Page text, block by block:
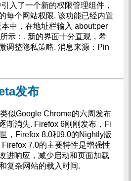
入了一个新的权限管理组件，
每个网站权限. 该功能已经内置
中，在地址栏输入 about:per
示：. 新的界面十分直观，希
调整隐私策略. 消息来源：Pin
发布
似Google Chrome的六周发布
渐消失. Firefox 6刚刚发布，Fi
，Firefox 8.0和9.0的Nightly版
7.0的主要特性是增强性
进响应，减少启动和页面加载
复杂网站的载入时间.